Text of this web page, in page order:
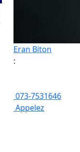
Eran Biton
:
073-7531646
Appelez